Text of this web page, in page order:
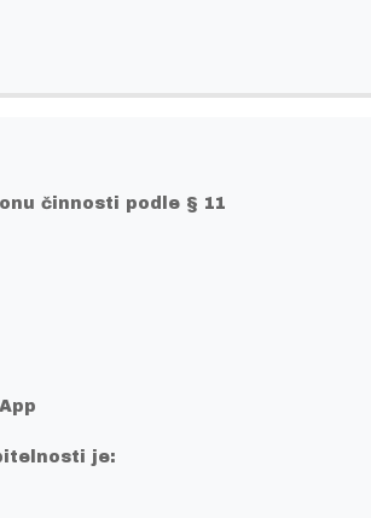
činnosti podle § 11
je: